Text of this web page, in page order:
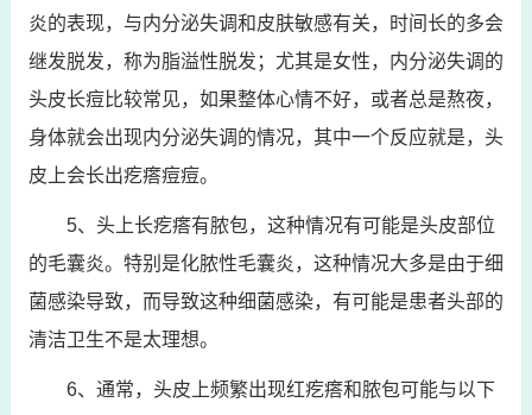
炎的表现，与内分泌失调和皮肤敏感有关，时间长的多会
继发脱发，称为脂溢性脱发；尤其是女性，内分泌失调的
头皮长痘比较常见，如果整体心情不好，或者总是熬夜，
身体就会出现内分泌失调的情况，其中一个反应就是，头
皮上会长出疙瘩痘痘。
5、头上长疙瘩有脓包，这种情况有可能是头皮部位
的毛囊炎。特别是化脓性毛囊炎，这种情况大多是由于细
菌感染导致，而导致这种细菌感染，有可能是患者头部的
清洁卫生不是太理想。
6、通常，头皮上频繁出现红疙瘩和脓包可能与以下